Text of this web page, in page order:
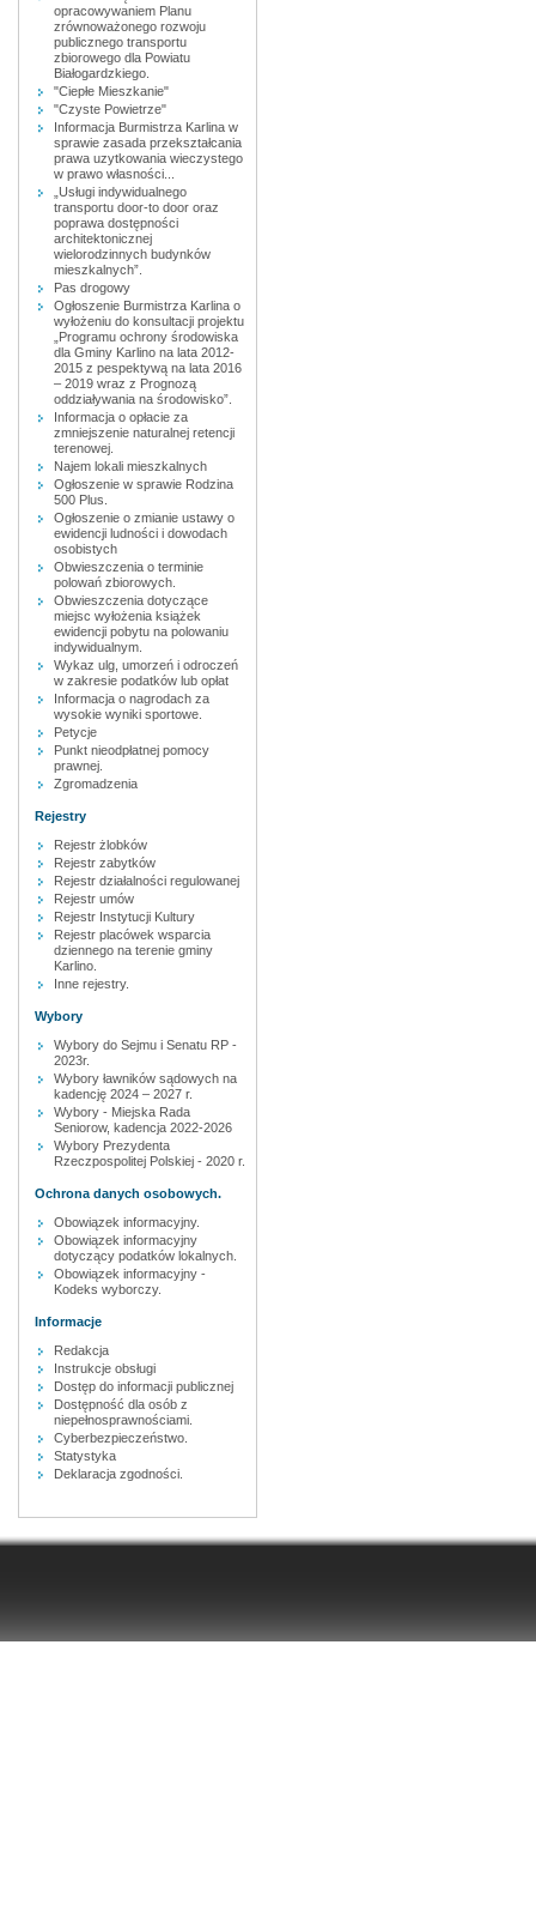
opracowywaniem Planu
zrównoważonego rozwoju
publicznego transportu
zbiorowego dla Powiatu
Białogardzkiego.
"Ciepłe Mieszkanie"
"Czyste Powietrze"
Informacja Burmistrza Karlina w
sprawie zasada przekształcania
prawa uzytkowania wieczystego
w prawo własności...
„Usługi indywidualnego
transportu door-to door oraz
poprawa dostępności
architektonicznej
wielorodzinnych budynków
mieszkalnych”.
Pas drogowy
Ogłoszenie Burmistrza Karlina o
wyłożeniu do konsultacji projektu
„Programu ochrony środowiska
dla Gminy Karlino na lata 2012-
2015 z pespektywą na lata 2016
– 2019 wraz z Prognozą
oddziaływania na środowisko”.
Informacja o opłacie za
zmniejszenie naturalnej retencji
terenowej.
Najem lokali mieszkalnych
Ogłoszenie w sprawie Rodzina
500 Plus.
Ogłoszenie o zmianie ustawy o
ewidencji ludności i dowodach
osobistych
Obwieszczenia o terminie
polowań zbiorowych.
Obwieszczenia dotyczące
miejsc wyłożenia książek
ewidencji pobytu na polowaniu
indywidualnym.
Wykaz ulg, umorzeń i odroczeń
w zakresie podatków lub opłat
Informacja o nagrodach za
wysokie wyniki sportowe.
Petycje
Punkt nieodpłatnej pomocy
prawnej.
Zgromadzenia
Rejestry
Rejestr żlobków
Rejestr zabytków
Rejestr działalności regulowanej
Rejestr umów
Rejestr Instytucji Kultury
Rejestr placówek wsparcia
dziennego na terenie gminy
Karlino.
Inne rejestry.
Wybory
Wybory do Sejmu i Senatu RP -
2023r.
Wybory ławników sądowych na
kadencję 2024 – 2027 r.
Wybory - Miejska Rada
Seniorow, kadencja 2022-2026
Wybory Prezydenta
Rzeczpospolitej Polskiej - 2020 r.
Ochrona danych osobowych.
Obowiązek informacyjny.
Obowiązek informacyjny
dotyczący podatków lokalnych.
Obowiązek informacyjny -
Kodeks wyborczy.
Informacje
Redakcja
Instrukcje obsługi
Dostęp do informacji publicznej
Dostępność dla osób z
niepełnosprawnościami.
Cyberbezpieczeństwo.
Statystyka
Deklaracja zgodności.